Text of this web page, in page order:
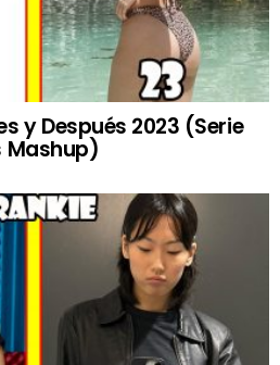
y Después 2023 (Serie
Mashup)